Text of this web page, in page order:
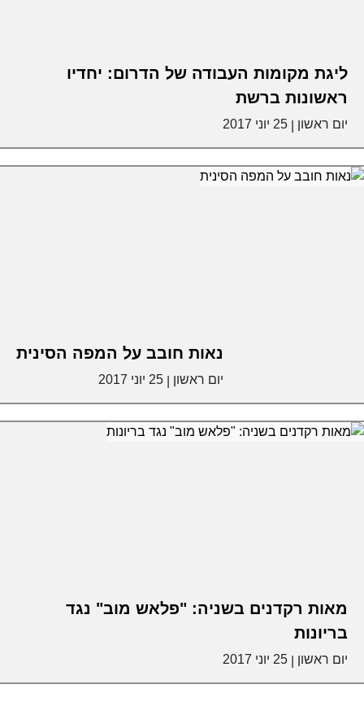
ליגת מקומות העבודה של הדרום: יחדיו
ראשונות ברשת
יום ראשון | 25 יוני 2017
נאות חובב על המפה הסינית
יום ראשון | 25 יוני 2017
מאות רקדנים בשניה: "פלאש מוב" נגד
בריונות
יום ראשון | 25 יוני 2017